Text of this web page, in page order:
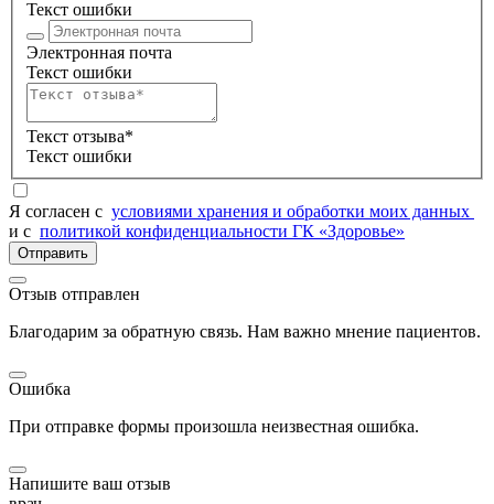
Текст ошибки
Электронная почта
Текст ошибки
Текст отзыва*
Текст ошибки
Я согласен c условиями хранения и обработки моих данных
и с политикой конфиденциальности ГК «Здоровье»
Отправить
Отзыв отправлен
Благодарим за обратную связь. Нам важно мнение пациентов.
Ошибка
При отправке формы произошла неизвестная ошибка.
Напишите ваш отзыв